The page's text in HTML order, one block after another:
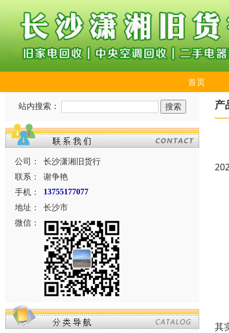
首页
站内搜索：
公司：
长沙潇湘旧货行
联系：
谢争艳
手机：
13755177077
地址：
长沙市
微信：
产
其